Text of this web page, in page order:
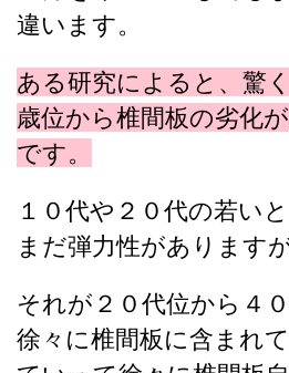
違います。
ある研究によると、驚
歳位から椎間板の劣化
です。
１０代や２０代の若い
まだ弾力性がありますが
それが２０代位から４
徐々に椎間板に含まれ